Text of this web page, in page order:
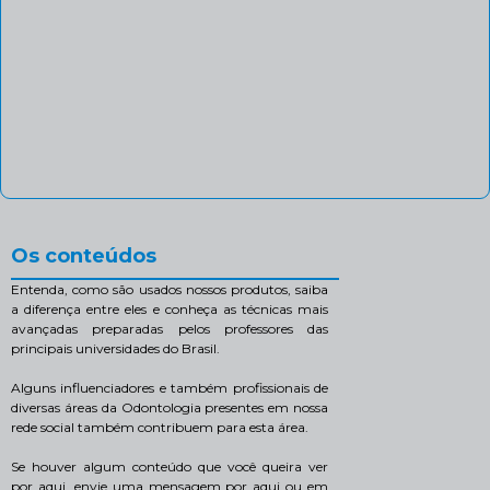
Os conteúdos
Entenda, como são usados nossos produtos, saiba
a diferença entre eles e conheça as técnicas mais
avançadas preparadas pelos professores das
principais universidades do Brasil.
Alguns influenciadores e também profissionais de
diversas áreas da Odontologia presentes em nossa
rede social também contribuem para esta área.
Se houver algum conteúdo que você queira ver
por aqui, envie uma mensagem por aqui ou em